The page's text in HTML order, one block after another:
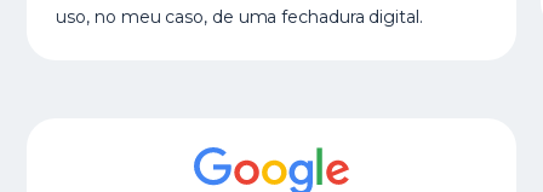
uso, no meu caso, de uma fechadura digital.